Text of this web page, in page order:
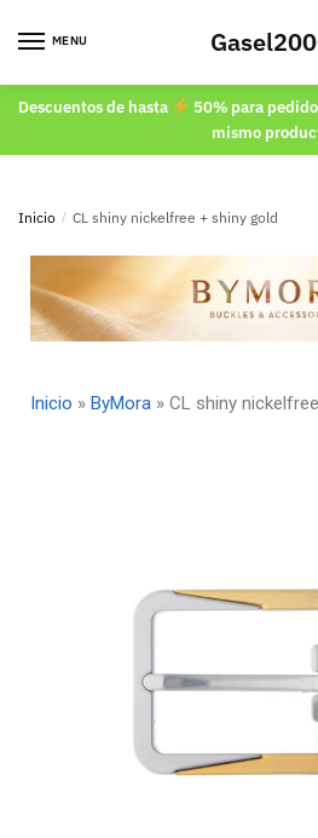
MENU
Descuentos de hasta
50% para
mismo
Inicio / CL shiny nickelfree + shiny gold
Inicio » ByMora » CL shiny